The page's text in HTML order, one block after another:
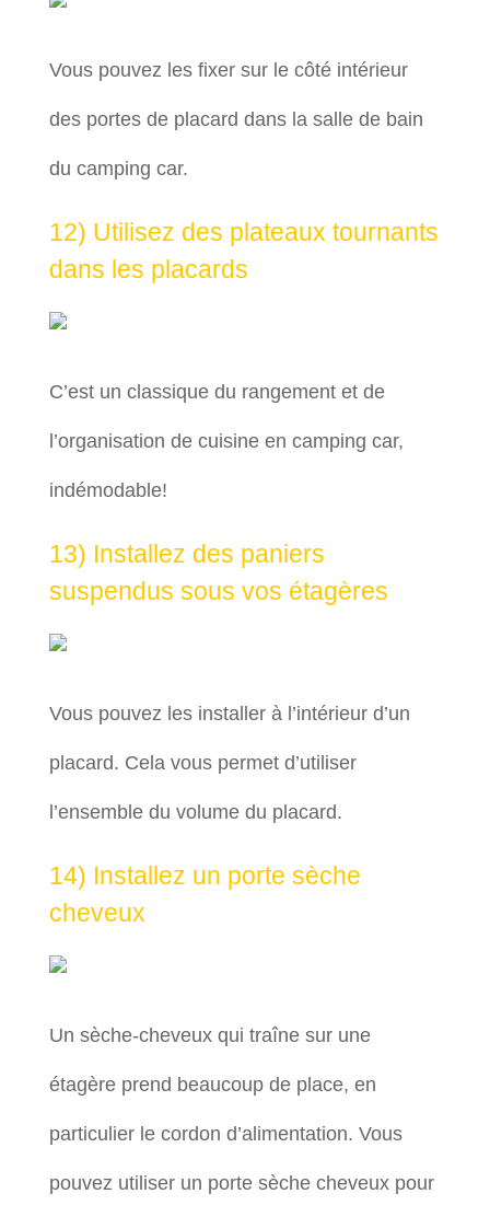
Vous pouvez les fixer sur le côté intérieur
des portes de placard dans la salle de bain
du camping car.
12) Utilisez des plateaux tournants
dans les placards
C’est un classique du rangement et de
l’organisation de cuisine en camping car,
indémodable!
13) Installez des paniers
suspendus sous vos étagères
Vous pouvez les installer à l’intérieur d’un
placard. Cela vous permet d’utiliser
l’ensemble du volume du placard.
14) Installez un porte sèche
cheveux
Un sèche-cheveux qui traîne sur une
étagère prend beaucoup de place, en
particulier le cordon d’alimentation. Vous
pouvez utiliser un porte sèche cheveux pour